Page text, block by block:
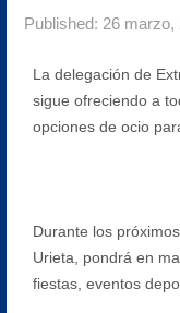
Published: 26 marzo,
La delegación de
sigue ofreciendo a
opciones de ocio
Durante los
Urieta, pondrá en
fiestas, eventos